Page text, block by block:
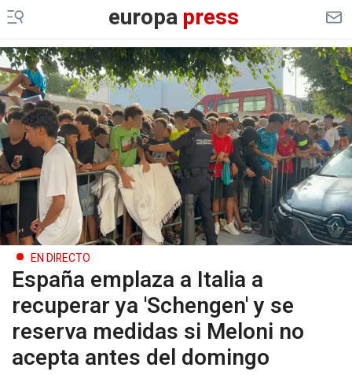
europapress
EN DIRECTO
España emplaza a Italia a
recuperar ya 'Schengen' y se
reserva medidas si Meloni no
acepta antes del domingo